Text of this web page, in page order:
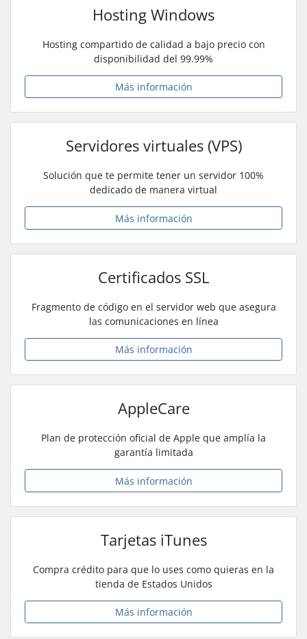
Hosting Windows
Hosting compartido de calidad a bajo precio con
disponibilidad del 99.99%
Más información
Servidores virtuales (VPS)
Solución que te permite tener un servidor 100%
dedicado de manera virtual
Más información
Certificados SSL
Fragmento de código en el servidor web que asegura
las comunicaciones en línea
Más información
AppleCare
Plan de protección oficial de Apple que amplía la
garantía limitada
Más información
Tarjetas iTunes
Compra crédito para que lo uses como quieras en la
tienda de Estados Unidos
Más información